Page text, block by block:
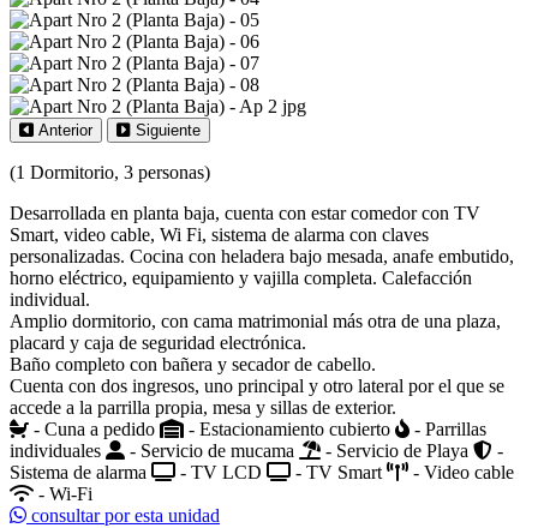
Anterior Siguiente
(1 Dormitorio, 3 personas)
Desarrollada en planta baja, cuenta con estar comedor con TV
Smart, video cable, Wi Fi, sistema de alarma con claves
personalizadas. Cocina con heladera bajo mesada, anafe embutido,
horno eléctrico, equipamiento y vajilla completa. Calefacción
individual.
Amplio dormitorio, con cama matrimonial más otra de una plaza,
placard y caja de seguridad electrónica.
Baño completo con bañera y secador de cabello.
Cuenta con dos ingresos, uno principal y otro lateral por el que se
accede a la parrilla propia, mesa y sillas de exterior.
- Cuna a pedido
- Estacionamiento cubierto
- Parrillas
individuales
- Servicio de mucama - Servicio de Playa
-
Sistema de alarma
- TV LCD - TV Smart
- Video cable
- Wi-Fi
consultar por esta unidad